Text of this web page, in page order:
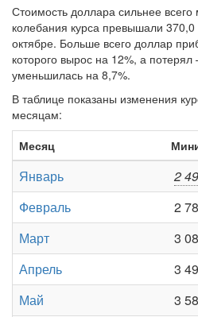
Стоимость доллара сильнее всего
колебания курса превышали
октябре. Больше всего доллар
которого вырос на 12%, а
уменьшилась на 8,7%.
В таблице показаны изменения
месяцам:
Месяц
Январь 2
Февраль
2
Март
3
Апрель
3
Май
3